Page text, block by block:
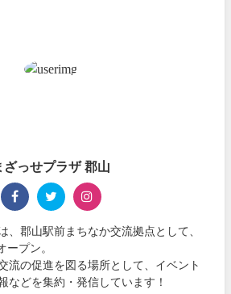
ざっせプラザ 郡山
、郡山駅前まちなか交流拠点として、
ープン。
流の促進を図る場所として、イベント
などを集約・発信しています！